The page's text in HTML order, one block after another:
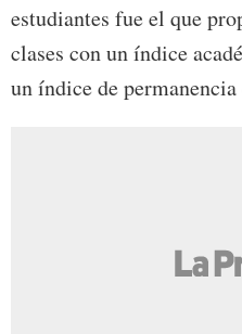
estudiantes fue el que
clases con un índice
un índice de